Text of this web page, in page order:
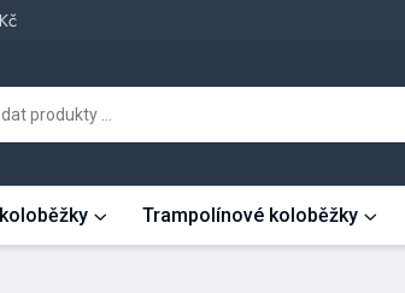
Trampolínové koloběžky